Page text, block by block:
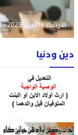
الأربعاء 16 أبريل 2025 - 5:58
دين ودنيا